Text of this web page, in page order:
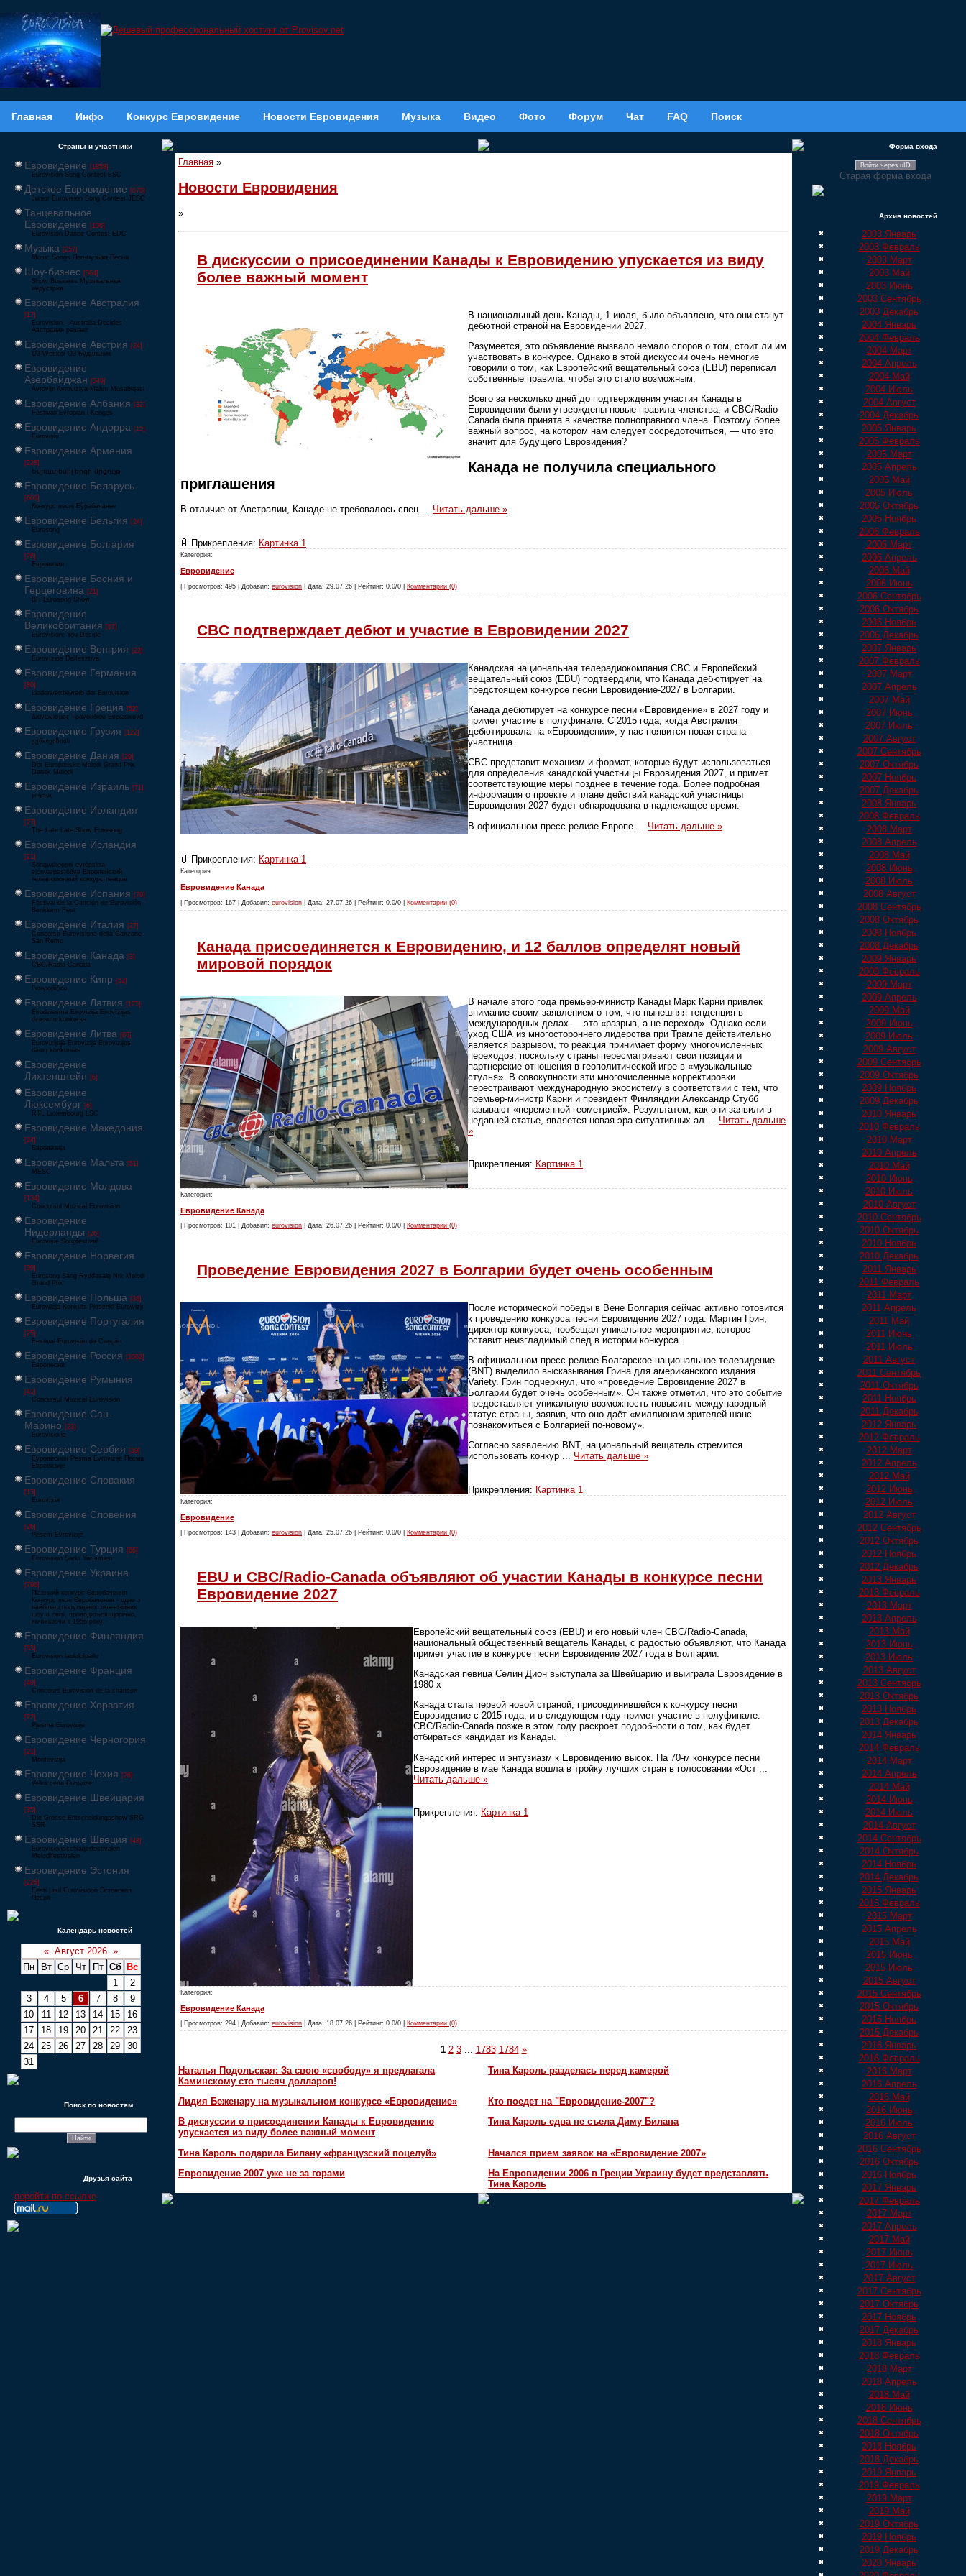
Главная Инфо Конкурс Евровидение Новости Евровидения Музыка Видео Фото Форум Чат FAQ Поиск
Страны и участники
Евровидение [1858]
Eurovision Song Contest ESC
Детское Евровидение [878]
Junior Eurovision Song Contest JESC
Танцевальное
Евровидение [106]
Eurovision Dance Contest EDC
Музыка [257]
Music Songs Поп-музыка Песни
Шоу-бизнес [564]
Show Business Музыкальная
индустрия
Евровидение Австралия
[17]
Eurovision – Australia Decides
Австралия решает
Евровидение Австрия [24]
Ö3-Wecker Ö3 Будильник
Евровидение
Азербайджан [549]
Avrovijn Avroviziya Mahnı Müsabiqəsi
Евровидение Албания [32]
Festivali Evropian i Këngës
Евровидение Андорра [15]
Eurovisió
Евровидение Армения
[228]
Եվրատեսիլ երգի մրցույթ
Евровидение Беларусь
[600]
Конкурс песні Еўрабачанне
Евровидение Бельгия [24]
Eurosong
Евровидение Болгария
[26]
Евровизия
Евровидение Босния и
Герцеговина [21]
BH Eurosong Show
Евровидение
Великобритания [67]
Eurovision: You Decide
Евровидение Венгрия [22]
Eurovíziós Dalfesztivá
Евровидение Германия
[80]
Liederwettbewerb der Eurovision
Евровидение Греция [52]
Διαγωνισμός Τραγουδιού Ευρώεικονα
Евровидение Грузия [122]
ევროვიზიის
Евровидение Дания [29]
Det Europæiske Melodi Grand Prix
Dansk Melodi
Евровидение Израиль [71]
‏אירוויזיון
Евровидение Ирландия
[27]
The Late Late Show Eurosong
Евровидение Исландия
[21]
Söngvakeppni evrópskra
sjónvarpsstöðva Европейский
телевизионный конкурс певцов
Евровидение Испания [79]
Festival de la Canción de Eurovisión
Benidorm Fest
Евровидение Италия [27]
Concorso Eurovisione della Canzone
San Remo
Евровидение Канада [3]
CBC/Radio-Canada
Евровидение Кипр [52]
Γιουροβίζιον
Евровидение Латвия [125]
Eirodziesma Eirovīzija Eirovīzijas
dziesmu konkurss
Евровидение Литва [65]
Eurovizijoje Eurovizija Eurovizijos
dainų konkursas
Евровидение
Лихтенштейн [6]
Евровидение
Люксембург [6]
RTL Luxembourg LSC
Евровидение Македония
[24]
Евровизија
Евровидение Мальта [51]
MESC
Евровидение Молдова
[134]
Concursul Muzical Eurovision
Евровидение
Нидерланды [26]
Eurovisie Songfestival
Евровидение Норвегия
[39]
Eurosong Sang Ryddesalg Nrk Melodi
Grand Prix
Евровидение Польша [36]
Eurowizja Konkurs Piosenki Eurowizji
Евровидение Португалия
[25]
Festival Eurovisão da Canção
Евровидение Россия [1062]
Европесня
Евровидение Румыния
[41]
Concursul Muzical Eurovision
Евровидение Сан-
Марино [23]
Eurovisione
Евровидение Сербия [39]
Еуровисион Pesma Evrovizije Песма
Евровизије
Евровидение Словакия
[13]
Eurovízia
Евровидение Словения
[26]
Pesem Evrovizije
Евровидение Турция [66]
Eurovision Şarkı Yarışması
Евровидение Украина
[796]
Пісенний конкурс Євробачення
Конкурс пісні Євробачення - одне з
найбільш популярних телевізійних
шоу в світі, проводиться щорічно,
починаючи з 1956 року
Евровидение Финляндия
[33]
Eurovision laulukilpailu
Евровидение Франция
[49]
Concours Eurovision de la chanson
Евровидение Хорватия
[22]
Pjesma Eurovizije
Евровидение Черногория
[21]
Montevizija
Евровидение Чехия [26]
Velká cena Eurovize
Евровидение Швейцария
[35]
Die Grosse Entscheidungsshow SRG
SSR
Евровидение Швеция [48]
Eurovisionsschlagerfestivalen
Melodifestivalen
Евровидение Эстония
[226]
Eesti Laul Eurovisioon Эстонская
Песня
Календарь новостей
« Август 2026 »
Пн
Вт Ср Чт Пт Сб
Вс
1
2
3
4 5 6 7 8
9
10
11 12 13 14 15
16
17
18 19 20 21 22
23
24
25 26 27 28 29
30
31
Поиск по новостям
Друзья сайта
перейти по ссылке
Главная »
Новости Евровидения
»
В дискуссии о присоединении Канады к Евровидению упускается из виду
более важный момент
В национальный день Канады, 1 июля, было объявлено, что они станут
дебютной страной на Евровидении 2027.
Разумеется, это объявление вызвало немало споров о том, стоит ли им
участвовать в конкурсе. Однако в этой дискуссии очень немногие
говорили о том, как Европейский вещательный союз (EBU) переписал
собственные правила, чтобы это стало возможным.
Всего за несколько дней до подтверждения участия Канады в
Евровидении были утверждены новые правила членства, и CBC/Radio-
Canada была принята в качестве полноправного члена. Поэтому более
важный вопрос, на котором нам следует сосредоточиться, — что это
значит для будущего Евровидения?
Канада не получила специального
приглашения
В отличие от Австралии, Канаде не требовалось спец ... Читать дальше »
Прикрепления: Картинка 1
Категория:
Евровидение
| Просмотров: 495 | Добавил: eurovision | Дата: 29.07.26 | Рейтинг: 0.0/0 | Комментарии (0)
CBC подтверждает дебют и участие в Евровидении 2027
Канадская национальная телерадиокомпания CBC и Европейский
вещательный союз (EBU) подтвердили, что Канада дебютирует на
предстоящем конкурсе песни Евровидение-2027 в Болгарии.
Канада дебютирует на конкурсе песни «Евровидение» в 2027 году и
примет участие в полуфинале. С 2015 года, когда Австралия
дебютировала на «Евровидении», у нас появится новая страна-
участница.
CBC представит механизм и формат, которые будут использоваться
для определения канадской участницы Евровидения 2027, и примет
соответствующие меры позднее в течение года. Более подробная
информация о проекте и плане действий канадской участницы
Евровидения 2027 будет обнародована в надлежащее время.
В официальном пресс-релизе Европе
Читать дальше »
Прикрепления: Картинка 1
Категория:
Евровидение Канада
| Просмотров: 167 | Добавил: eurovision | Дата: 27.07.26 | Рейтинг: 0.0/0 | Комментарии (0)
Канада присоединяется к Евровидению, и 12 баллов определят новый
мировой порядок
В начале этого года премьер-министр Канады Марк Карни привлек
внимание своим заявлением о том, что нынешняя тенденция в
международных делах — это «разрыв, а не переход». Однако если
уход США из многостороннего лидерства при Трампе действительно
является разрывом, то реакция принимает форму многочисленных
переходов, поскольку страны пересматривают свои позиции и
партнерские отношения в геополитической игре в «музыкальные
стулья». В совокупности эти многочисленные корректировки
перестраивают международную экосистему в соответствии с тем, что
премьер-министр Карни и президент Финляндии Александр Стубб
называют «переменной геометрией». Результатом, как они заявили в
недавней статье, является новая эра ситуативных ал
Читать дальше
»
Прикрепления: Картинка 1
Категория:
Евровидение Канада
| Просмотров: 101 | Добавил: eurovision | Дата: 26.07.26 | Рейтинг: 0.0/0 | Комментарии (0)
Проведение Евровидения 2027 в Болгарии будет очень особенным
После исторической победы в Вене Болгария сейчас активно готовится
к проведению конкурса песни Евровидение 2027 года. Мартин Грин,
директор конкурса, пообещал уникальное мероприятие, которое
оставит неизгладимый след в истории конкурса.
В официальном пресс-релизе Болгарское национальное телевидение
(BNT) выделило высказывания Грина для американского издания
Variety. Грин подчеркнул, что «проведение Евровидение 2027 в
Болгарии будет очень особенным». Он также отметил, что это событие
предоставляет уникальную возможность повысить международный
статус страны, заявив, что оно даёт «миллионам зрителей шанс
познакомиться с Болгарией по-новому».
Согласно заявлению BNT, национальный вещатель стремится
использовать конкур ... Читать дальше »
Прикрепления: Картинка 1
Категория:
Евровидение
| Просмотров: 143 | Добавил: eurovision | Дата: 25.07.26 | Рейтинг: 0.0/0 | Комментарии (0)
EBU и CBC/Radio-Canada объявляют об участии Канады в конкурсе песни
Евровидение 2027
Европейский вещательный союз (EBU) и его новый член CBC/Radio-Canada,
национальный общественный вещатель Канады, с радостью объявляют, что Канада
примет участие в конкурсе песни Евровидение 2027 года в Болгарии.
Канадская певица Селин Дион выступала за Швейцарию и выиграла Евровидение в
1980-х
Канада стала первой новой страной, присоединившейся к конкурсу песни
Евровидение с 2015 года, и в следующем году примет участие в полуфинале.
CBC/Radio-Canada позже в этом году раскроет подробности о том, как будет
отбираться кандидат из Канады.
Канадский интерес и энтузиазм к Евровидению высок. На 70-м конкурсе песни
Евровидение в мае Канада вошла в тройку лучших стран в голосовании «Ост
Читать дальше »
Прикрепления: Картинка 1
Категория:
Евровидение Канада
| Просмотров: 294 | Добавил: eurovision | Дата: 18.07.26 | Рейтинг: 0.0/0 | Комментарии (0)
1 2 3 ... 1783 1784 »
Наталья Подольская: За свою «свободу» я предлагала
Каминскому сто тысяч долларов!
Тина Кароль разделась перед камерой
Лидия Беженару на музыкальном конкурсе «Евровидение»
Кто поедет на "Евровидение-2007"?
В дискуссии о присоединении Канады к Евровидению
упускается из виду более важный момент
Тина Кароль едва не съела Диму Билана
Тина Кароль подарила Билану «французский поцелуй»
Начался прием заявок на «Евровидение 2007»
Евровидение 2007 уже не за горами
На Евровидении 2006 в Греции Украину будет представлять
Тина Кароль
Форма входа
Войти через uID
Старая форма входа
Архив новостей
2003 Январь
2003 Февраль
2003 Март
2003 Май
2003 Июнь
2003 Сентябрь
2003 Декабрь
2004 Январь
2004 Февраль
2004 Март
2004 Апрель
2004 Май
2004 Июль
2004 Август
2004 Декабрь
2005 Январь
2005 Февраль
2005 Март
2005 Апрель
2005 Май
2005 Июль
2005 Октябрь
2005 Ноябрь
2006 Февраль
2006 Март
2006 Апрель
2006 Май
2006 Июнь
2006 Сентябрь
2006 Октябрь
2006 Ноябрь
2006 Декабрь
2007 Январь
2007 Февраль
2007 Март
2007 Апрель
2007 Май
2007 Июнь
2007 Июль
2007 Август
2007 Сентябрь
2007 Октябрь
2007 Ноябрь
2007 Декабрь
2008 Январь
2008 Февраль
2008 Март
2008 Апрель
2008 Май
2008 Июнь
2008 Июль
2008 Август
2008 Сентябрь
2008 Октябрь
2008 Ноябрь
2008 Декабрь
2009 Январь
2009 Февраль
2009 Март
2009 Апрель
2009 Май
2009 Июнь
2009 Июль
2009 Август
2009 Сентябрь
2009 Октябрь
2009 Ноябрь
2009 Декабрь
2010 Январь
2010 Февраль
2010 Март
2010 Апрель
2010 Май
2010 Июнь
2010 Июль
2010 Август
2010 Сентябрь
2010 Октябрь
2010 Ноябрь
2010 Декабрь
2011 Январь
2011 Февраль
2011 Март
2011 Апрель
2011 Май
2011 Июнь
2011 Июль
2011 Август
2011 Сентябрь
2011 Октябрь
2011 Ноябрь
2011 Декабрь
2012 Январь
2012 Февраль
2012 Март
2012 Апрель
2012 Май
2012 Июнь
2012 Июль
2012 Август
2012 Сентябрь
2012 Октябрь
2012 Ноябрь
2012 Декабрь
2013 Январь
2013 Февраль
2013 Март
2013 Апрель
2013 Май
2013 Июнь
2013 Июль
2013 Август
2013 Сентябрь
2013 Октябрь
2013 Ноябрь
2013 Декабрь
2014 Январь
2014 Февраль
2014 Март
2014 Апрель
2014 Май
2014 Июнь
2014 Июль
2014 Август
2014 Сентябрь
2014 Октябрь
2014 Ноябрь
2014 Декабрь
2015 Январь
2015 Февраль
2015 Март
2015 Апрель
2015 Май
2015 Июнь
2015 Июль
2015 Август
2015 Сентябрь
2015 Октябрь
2015 Ноябрь
2015 Декабрь
2016 Январь
2016 Февраль
2016 Март
2016 Апрель
2016 Май
2016 Июнь
2016 Июль
2016 Август
2016 Сентябрь
2016 Октябрь
2016 Ноябрь
2017 Январь
2017 Февраль
2017 Март
2017 Апрель
2017 Май
2017 Июнь
2017 Июль
2017 Август
2017 Сентябрь
2017 Октябрь
2017 Ноябрь
2017 Декабрь
2018 Январь
2018 Февраль
2018 Март
2018 Апрель
2018 Май
2018 Июнь
2018 Сентябрь
2018 Октябрь
2018 Ноябрь
2018 Декабрь
2019 Январь
2019 Февраль
2019 Март
2019 Май
2019 Октябрь
2019 Ноябрь
2019 Декабрь
2020 Январь